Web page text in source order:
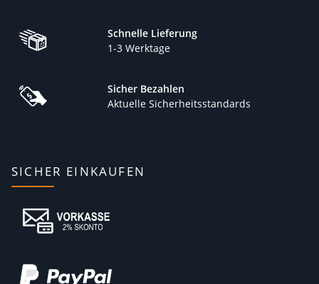
Schnelle Lieferung
1-3 Werktage
Sicher Bezahlen
Aktuelle Sicherheitsstandards
SICHER EINKAUFEN